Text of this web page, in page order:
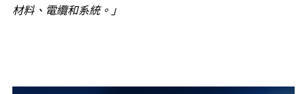
材料、電纜和系統。」